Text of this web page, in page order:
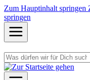
Zum Hauptinhalt springen
springen